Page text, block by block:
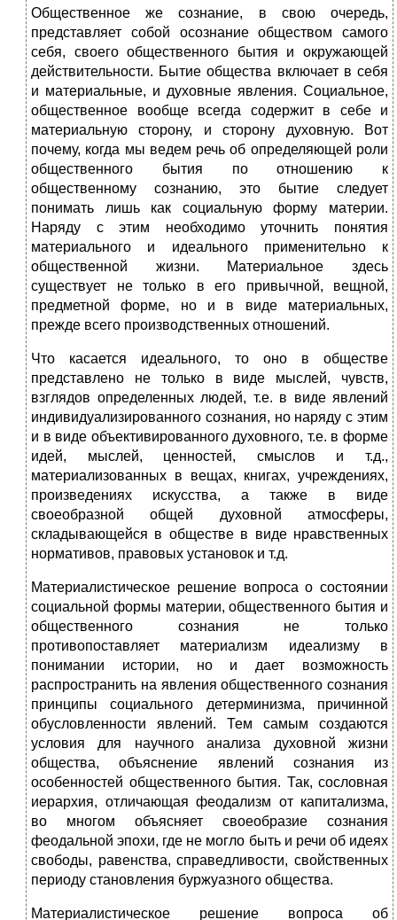
Общественное же сознание, в свою очередь,
представляет собой осознание обществом самого
себя, своего общественного бытия и окружающей
действительности. Бытие общества включает в себя
и материальные, и духовные явления. Социальное,
общественное вообще всегда содержит в себе и
материальную сторону, и сторону духовную. Вот
почему, когда мы ведем речь об определяющей роли
общественного бытия по отношению к
общественному сознанию, это бытие следует
понимать лишь как социальную форму материи.
Наряду с этим необходимо уточнить понятия
материального и идеального применительно к
общественной жизни. Материальное здесь
существует не только в его привычной, вещной,
предметной форме, но и в виде материальных,
прежде всего производственных отношений.
Что касается идеального, то оно в обществе
представлено не только в виде мыслей, чувств,
взглядов определенных людей, т.е. в виде явлений
индивидуализированного сознания, но наряду с этим
и в виде объективированного духовного, т.е. в форме
идей, мыслей, ценностей, смыслов и т.д.,
материализованных в вещах, книгах, учреждениях,
произведениях искусства, а также в виде
своеобразной общей духовной атмосферы,
складывающейся в обществе в виде нравственных
нормативов, правовых установок и т.д.
Материалистическое решение вопроса о состоянии
социальной формы материи, общественного бытия и
общественного сознания не только
противопоставляет материализм идеализму в
понимании истории, но и дает возможность
распространить на явления общественного сознания
принципы социального детерминизма, причинной
обусловленности явлений. Тем самым создаются
условия для научного анализа духовной жизни
общества, объяснение явлений сознания из
особенностей общественного бытия. Так, сословная
иерархия, отличающая феодализм от капитализма,
во многом объясняет своеобразие сознания
феодальной эпохи, где не могло быть и речи об идеях
свободы, равенства, справедливости, свойственных
периоду становления буржуазного общества.
Материалистическое решение вопроса об